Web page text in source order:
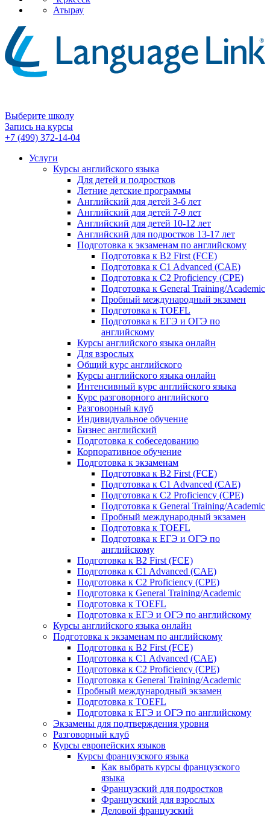
Атырау
Выберите школу
Запись на курсы
+7 (499) 372-14-04
Услуги
Курсы английского языка
Для детей и подростков
Летние детские программы
Английский для детей 3-6 лет
Английский для детей 7-9 лет
Английский для детей 10-12 лет
Английский для подростков 13-17 лет
Подготовка к экзаменам по английскому
Подготовка к B2 First (FCE)
Подготовка к C1 Advanced (CAE)
Подготовка к C2 Proficiency (CPE)
Подготовка к General Training/Academic
Пробный международный экзамен
Подготовка к TOEFL
Подготовка к ЕГЭ и ОГЭ по
английскому
Курсы английского языка онлайн
Для взрослых
Общий курс английского
Курсы английского языка онлайн
Интенсивный курс английского языка
Курс разговорного английского
Разговорный клуб
Индивидуальное обучение
Бизнес английский
Подготовка к собеседованию
Корпоративное обучение
Подготовка к экзаменам
Подготовка к B2 First (FCE)
Подготовка к C1 Advanced (CAE)
Подготовка к C2 Proficiency (CPE)
Подготовка к General Training/Academic
Пробный международный экзамен
Подготовка к TOEFL
Подготовка к ЕГЭ и ОГЭ по
английскому
Подготовка к B2 First (FCE)
Подготовка к C1 Advanced (CAE)
Подготовка к C2 Proficiency (CPE)
Подготовка к General Training/Academic
Подготовка к TOEFL
Подготовка к ЕГЭ и ОГЭ по английскому
Курсы английского языка онлайн
Подготовка к экзаменам по английскому
Подготовка к B2 First (FCE)
Подготовка к C1 Advanced (CAE)
Подготовка к C2 Proficiency (CPE)
Подготовка к General Training/Academic
Пробный международный экзамен
Подготовка к TOEFL
Подготовка к ЕГЭ и ОГЭ по английскому
Экзамены для подтверждения уровня
Разговорный клуб
Курсы европейских языков
Курсы французского языка
Как выбрать курсы французского
языка
Французский для подростков
Французский для взрослых
Деловой французский